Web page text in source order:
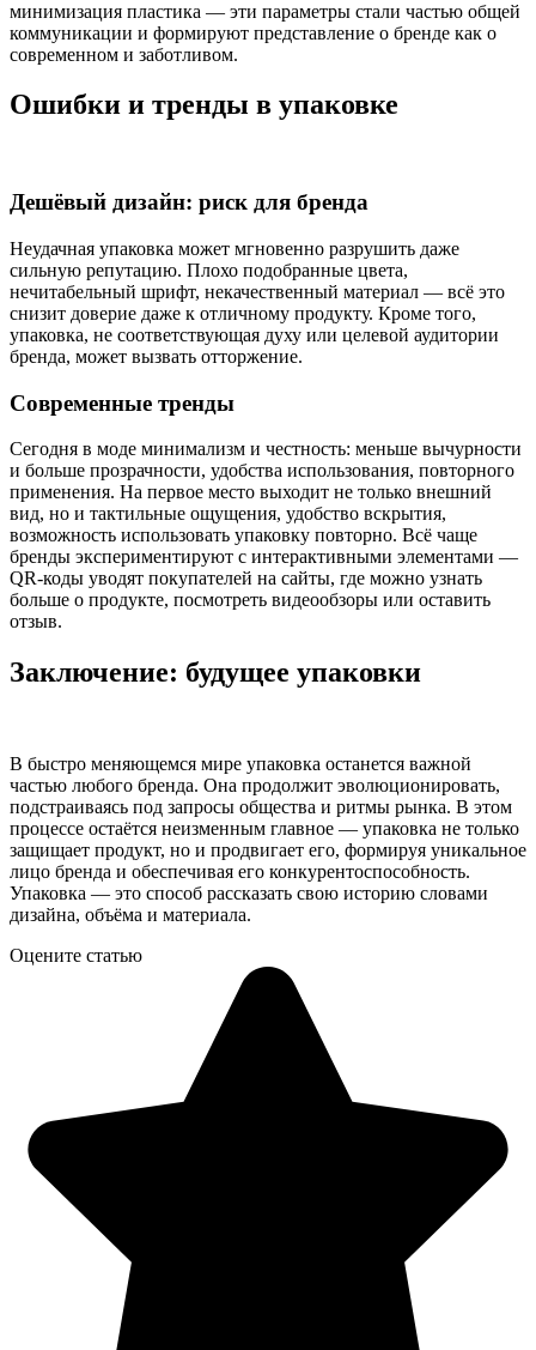
минимизация пластика — эти параметры стали частью общей
коммуникации и формируют представление о бренде как о
современном и заботливом.
Ошибки и тренды в упаковке
Дешёвый дизайн: риск для бренда
Неудачная упаковка может мгновенно разрушить даже
сильную репутацию. Плохо подобранные цвета,
нечитабельный шрифт, некачественный материал — всё это
снизит доверие даже к отличному продукту. Кроме того,
упаковка, не соответствующая духу или целевой аудитории
бренда, может вызвать отторжение.
Современные тренды
Сегодня в моде минимализм и честность: меньше вычурности
и больше прозрачности, удобства использования, повторного
применения. На первое место выходит не только внешний
вид, но и тактильные ощущения, удобство вскрытия,
возможность использовать упаковку повторно. Всё чаще
бренды экспериментируют с интерактивными элементами —
QR-коды уводят покупателей на сайты, где можно узнать
больше о продукте, посмотреть видеообзоры или оставить
отзыв.
Заключение: будущее упаковки
В быстро меняющемся мире упаковка останется важной
частью любого бренда. Она продолжит эволюционировать,
подстраиваясь под запросы общества и ритмы рынка. В этом
процессе остаётся неизменным главное — упаковка не только
защищает продукт, но и продвигает его, формируя уникальное
лицо бренда и обеспечивая его конкурентоспособность.
Упаковка — это способ рассказать свою историю словами
дизайна, объёма и материала.
Оцените статью